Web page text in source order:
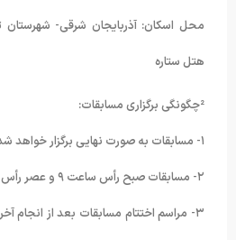
محل اسکان: آذربایجان شرقی- شهرستان
هتل ستاره
۲- مسابقات صبح رأس ساعت ۹ و عصر رأس ساعت ۱۷ آغاز خواهد شد.
۳- مراسم اختتام مسابقات بعد از انجام